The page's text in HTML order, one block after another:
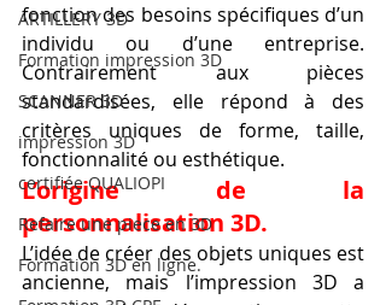
ARTILLERY 3D
Formation impression 3D
SCANNER 3D
impression 3D
certifiée QUALIOPI
Refaire une piece en 3D
Formation 3D en ligne.
fonction des besoins spécifiques d’un
individu ou d’une entreprise.
Contrairement aux pièces
standardisées, elle répond à des
critères uniques de forme, taille,
fonctionnalité ou esthétique.
L’origine de la
personnalisation 3D.
L’idée de créer des objets uniques est
ancienne, mais l’impression 3D a